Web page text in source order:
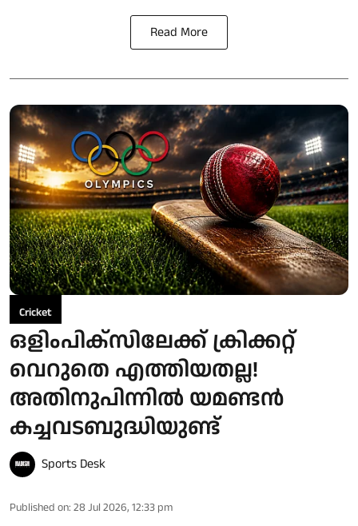
Read More
Cricket
ഒളിംപിക്‌സിലേക്ക് ക്രിക്കറ്റ്
വെറുതെ എത്തിയതല്ല!
അതിനുപിന്നിൽ യമണ്ടൻ
കച്ചവടബുദ്ധിയുണ്ട്
Sports Desk
Published on: 28 Jul 2026, 12:33 pm